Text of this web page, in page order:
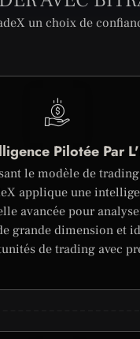
un choix de
Pilotée Par
le modèle de trading
applique une
avancée pour
grande dimension et
de trading avec